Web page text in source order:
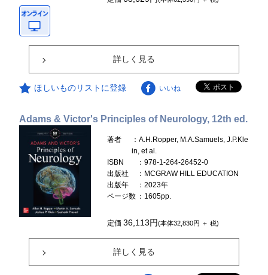
詳しく見る
ほしいものリストに登録 いいね
Adams & Victor's Principles of Neurology, 12th ed.
著者
：A.H.Ropper, M.A.Samuels, J.P.Kle
in, et al.
ISBN
：978-1-264-26452-0
出版社
：MCGRAW HILL EDUCATION
出版年
：2023年
ページ数 ：1605pp.
定価36,113円(本体32,830円 ＋ 税)
詳しく見る